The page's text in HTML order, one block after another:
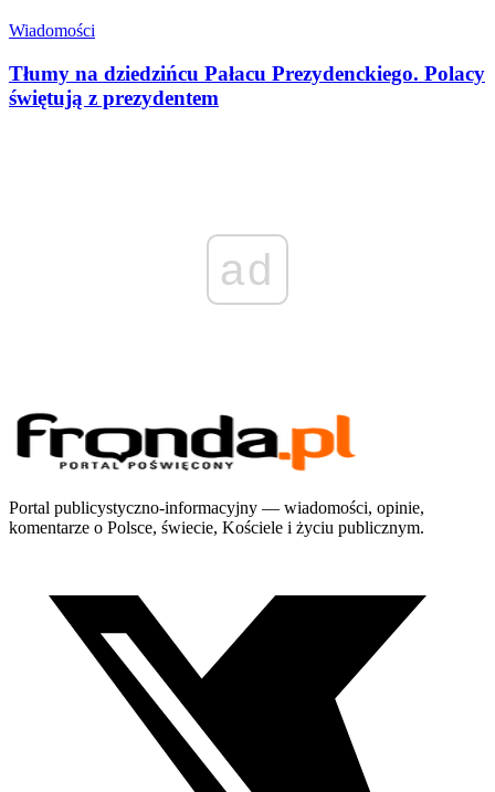
Wiadomości
Tłumy na dziedzińcu Pałacu Prezydenckiego. Polacy
świętują z prezydentem
ad
Portal publicystyczno-informacyjny — wiadomości, opinie,
komentarze o Polsce, świecie, Kościele i życiu publicznym.